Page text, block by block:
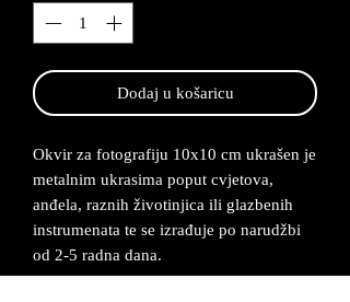
Dodaj u košaricu
Okvir za fotografiju 10x10 cm ukrašen je
metalnim ukrasima poput cvjetova,
anđela, raznih životinjica ili glazbenih
instrumenata te se izrađuje po narudžbi
od 2-5 radna dana.